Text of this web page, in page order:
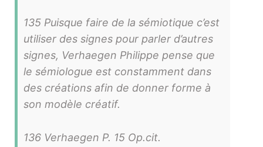
135 Puisque faire de la sémiotique c’est
utiliser des signes pour parler d’autres
signes, Verhaegen Philippe pense que
le sémiologue est constamment dans
des créations afin de donner forme à
son modèle créatif.
136 Verhaegen P. 15 Op.cit.